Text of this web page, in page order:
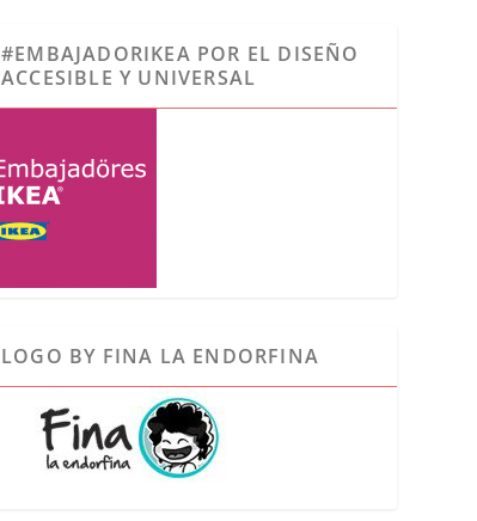
#EMBAJADORIKEA POR EL DISEÑO
ACCESIBLE Y UNIVERSAL
LOGO BY FINA LA ENDORFINA